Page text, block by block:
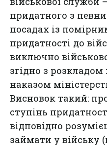
придатного з
посадах із
придатності до
виключно
згідно з
наказом
Висновок такий:
ступінь
відповідно
займати у війську